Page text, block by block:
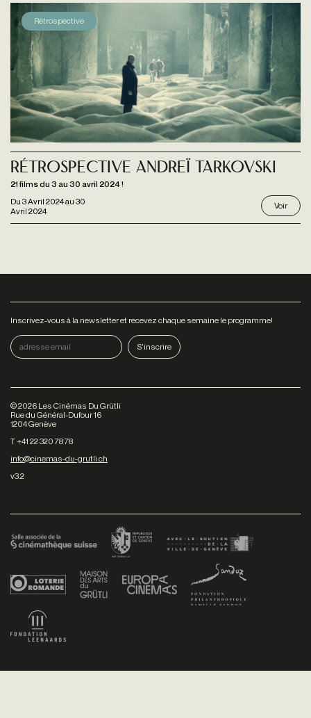
Rétrospective
Du 3 Avril 2024au 30
Avril 2024
Rétrospective Andreï Tarkovski
21 films du 3 au 30 avril 2024 !
Voir
Inscrivez-vous à la newsletter et recevez chaque semaine le programme!
©2026 Les Cinémas Du Grütli
Rue du Général-Dufour 16
1204 Genève
T +41 22 320 78 78
info@cinemas-du-grutli.ch
v3.2